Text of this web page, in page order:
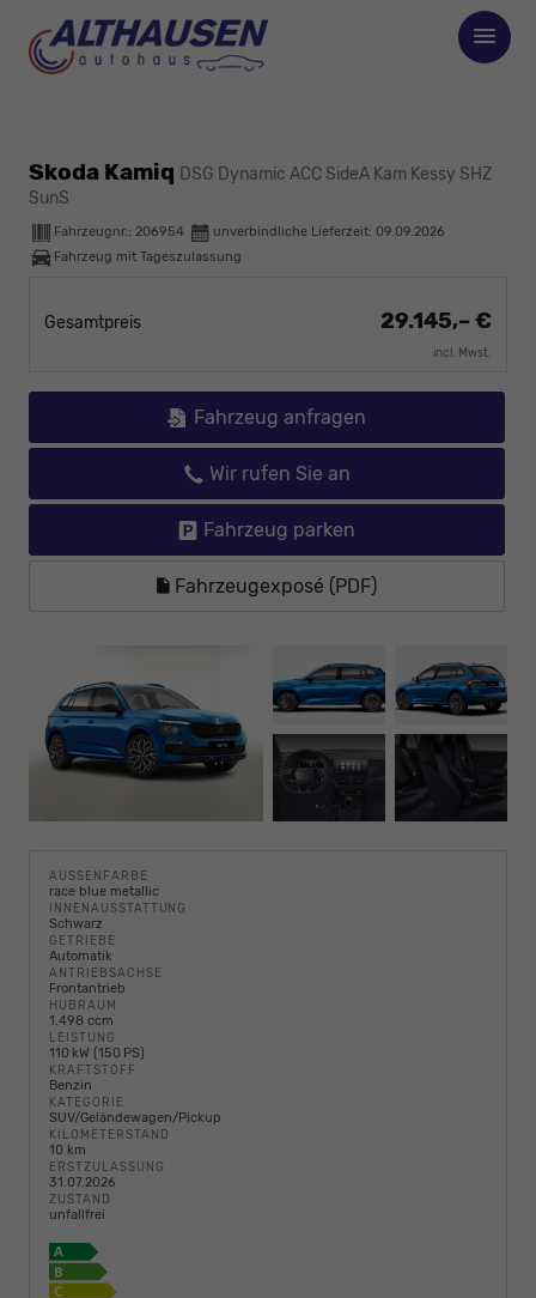
Skoda Kamiq DSG Dynamic ACC SideA Kam Kessy SHZ
SunS
Fahrzeugnr.: 206954 unverbindliche Lieferzeit: 09.09.2026
Fahrzeug mit Tageszulassung
Gesamtpreis 29.145,– €
incl. Mwst.
Fahrzeug anfragen
Wir rufen Sie an
Fahrzeug parken
Fahrzeugexposé (PDF)
AUSSENFARBE
race blue metallic
INNENAUSSTATTUNG
Schwarz
GETRIEBE
Automatik
ANTRIEBSACHSE
Frontantrieb
HUBRAUM
1.498 ccm
LEISTUNG
110 kW (150 PS)
KRAFTSTOFF
Benzin
KATEGORIE
SUV/Geländewagen/Pickup
KILOMETERSTAND
10 km
ERSTZULASSUNG
31.07.2026
ZUSTAND
unfallfrei